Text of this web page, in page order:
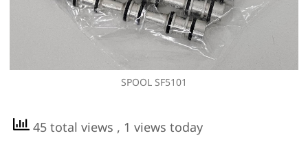
SPOOL SF5101
45 total views , 1 views today